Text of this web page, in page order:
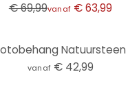
€ 69,99vanaf € 63,99
Natuursteen
vanaf € 42,99